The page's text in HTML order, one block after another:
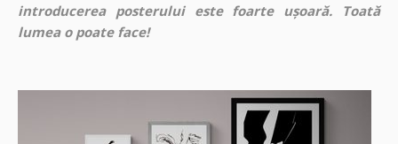
introducerea posterului este foarte ușoară. Toată
lumea o poate face!